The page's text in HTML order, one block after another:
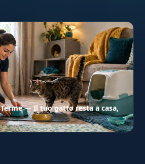
— Il tuo gatto resta a casa,